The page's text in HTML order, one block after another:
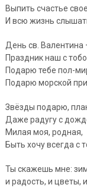
Выпить счастье
И всю жизнь
День св. Валентина
Праздник наш с
Подарю тебе пол-
Подарю морской
Звёзды подарю,
Даже радугу с
Милая моя, родная,
Быть хочу всегда с
Ты скажешь мне:
и радость, и цветы,